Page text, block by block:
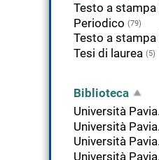
Testo a
Periodico (79)
Testo a
Tesi di laurea (5)
Biblioteca